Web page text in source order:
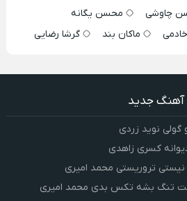
چاوشی
محسن یگانه
ماکان بند گرشا رضایی
آهنگ جدید
گولی نوید زردی
کسری زاهدی
تروریستی محمد امیری
تنگ بشه تکس بدی محمد امیری